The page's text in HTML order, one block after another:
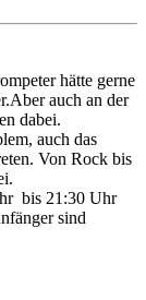
hätte gerne
auch an der
dabei.
auch das
Von Rock bis
bis 21:30 Uhr
sind